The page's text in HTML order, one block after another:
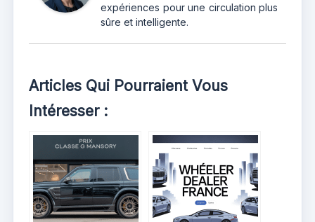
expériences pour une circulation plus
sûre et intelligente.
Articles Qui Pourraient Vous
Intéresser :